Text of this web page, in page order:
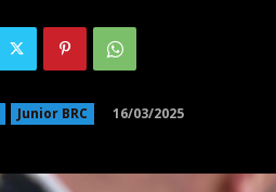
Junior BRC 16/03/2025